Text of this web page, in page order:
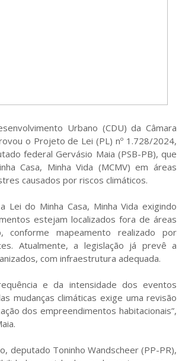
Urbano (CDU) da Câmara
o Projeto de Lei (PL) nº 1.728/2024,
federal Gervásio Maia (PSB-PB), que
Casa, Minha Vida (MCMV) em áreas
causados por riscos climáticos.
Lei do Minha Casa, Minha Vida exigindo
estejam localizados fora de áreas
conforme mapeamento realizado por
Atualmente, a legislação já prevê a
com infraestrutura adequada.
e da intensidade dos eventos
mudanças climáticas exige uma revisão
dos empreendimentos habitacionais”,
deputado Toninho Wandscheer (PP-PR),